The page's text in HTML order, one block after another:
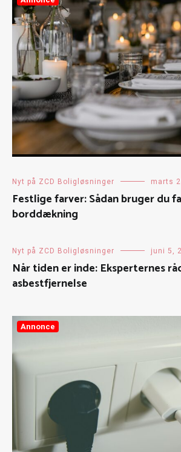
Nyt på ZCD Boligløsninger marts
Festlige farver: Sådan bruger du
borddækning
Nyt på ZCD Boligløsninger juni 5,
Når tiden er inde: Eksperternes
asbestfjernelse
Annonce